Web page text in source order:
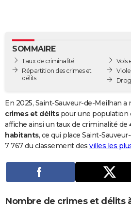
BONS PLANS
CARTE DE VOEUX
Dictionnaire
Biographies
Citations
Expressions
Proverbes
PROGRAMME TV
S'inscrire
Se connecter
Lycées
Collèges
Primaires
Universités
Entreprises
Service militaire
Avis de recherche
AVIS DE DÉCÈS
SOMMAIRE
Taux de criminalité
Répartition des crimes et
délits
Vols
En 2025, Saint-Sauveur-de-Meilhan a
crimes et délitspour une population
affiche ainsi un taux de criminalité de
habitants, ce qui place Saint-
7 767 du classement des villes les
Nombre de crimes et délits